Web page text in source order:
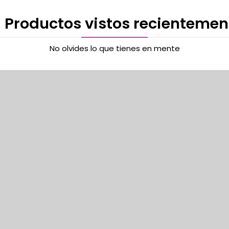
Productos vistos
No olvides lo que tienes en mente